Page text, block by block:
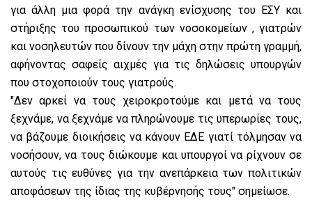
για άλλη μια φορά την ανάγκη ενίσχυσης του ΕΣΥ και
στήριξης του προσωπικού των νοσοκομείων , γιατρών
και νοσηλευτών που δίνουν την μάχη στην πρώτη γραμμή,
αφήνοντας σαφείς αιχμές για τις δηλώσεις υπουργών
που στοχοποιούν τους γιατρούς.
"Δεν αρκεί να τους χειροκροτούμε και μετά να τους
ξεχνάμε, να ξεχνάμε να πληρώνουμε τις υπερωρίες τους,
να βάζουμε διοικήσεις να κάνουν ΕΔΕ γιατί τόλμησαν να
νοσήσουν, να τους διώκουμε και υπουργοί να ρίχνουν σε
αυτούς τις ευθύνες για την ανεπάρκεια των πολιτικών
αποφάσεων της ίδιας της κυβέρνησής τους" σημείωσε.